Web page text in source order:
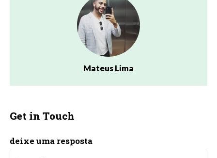
Mateus Lima
Get in Touch
deixe uma resposta